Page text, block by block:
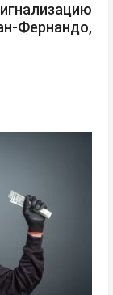
Фернандо,